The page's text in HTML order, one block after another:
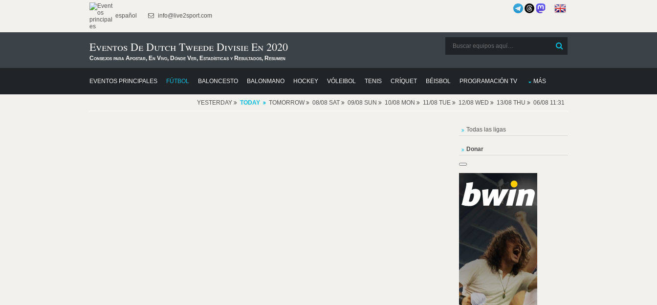
español info@live2sport.com
Eventos De Dutch Tweede Divisie En 2020
Consejos para Apostar, En Vivo, Dónde Ver, Estadísticas y Resultados, Resumen
EVENTOS PRINCIPALES FÚTBOL BALONCESTO BALONMANO HOCKEY VÓLEIBOL TENIS CRÍQUET BÉISBOL PROGRAMACIÓN TV MÁS
YESTERDAY TODAY TOMORROW 08/08 SAT 09/08 SUN 10/08 MON 11/08 TUE 12/08 WED 13/08 THU 06/08 11:31
Todas las ligas
Donar